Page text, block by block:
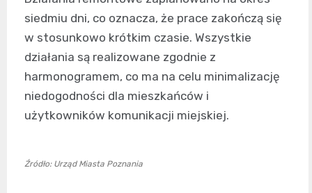
siedmiu dni, co oznacza, że prace zakończą się
w stosunkowo krótkim czasie. Wszystkie
działania są realizowane zgodnie z
harmonogramem, co ma na celu minimalizację
niedogodności dla mieszkańców i
użytkowników komunikacji miejskiej.
Źródło: Urząd Miasta Poznania